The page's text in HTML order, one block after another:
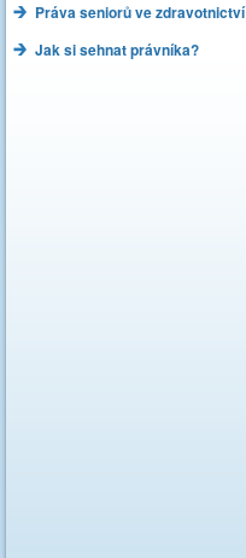
Práva seniorů ve zdravotnictví
Jak si sehnat právníka?